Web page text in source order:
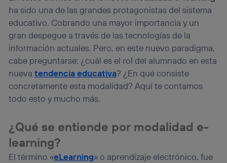
ha sido una de las grandes protagonistas del sistema
educativo. Cobrando una mayor importancia y un
gran despegue a través de las tecnologías de la
información actuales. Pero, en este nuevo paradigma,
cabe preguntarse: ¿cuál es el rol del alumnado en esta
nuevatendencia educativa? ¿En qué consiste
concretamente esta modalidad? Aquí te contamos
todo esto y mucho más.
¿Qué se entiende por modalidad e-
learning?
El término «eLearning» o aprendizaje electrónico, fue